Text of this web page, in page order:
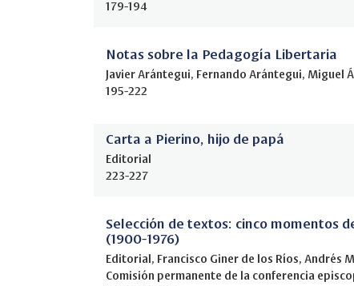
179-194
Notas sobre la Pedagogía Libertaria
Javier Arántegui, Fernando Arántegui, Miguel
195-222
Carta a Pierino, hijo de papá
Editorial
223-227
Selección de textos: cinco momentos
(1900-1976)
Editorial, Francisco Giner de los Ríos, Andrés
Comisión permanente de la conferencia